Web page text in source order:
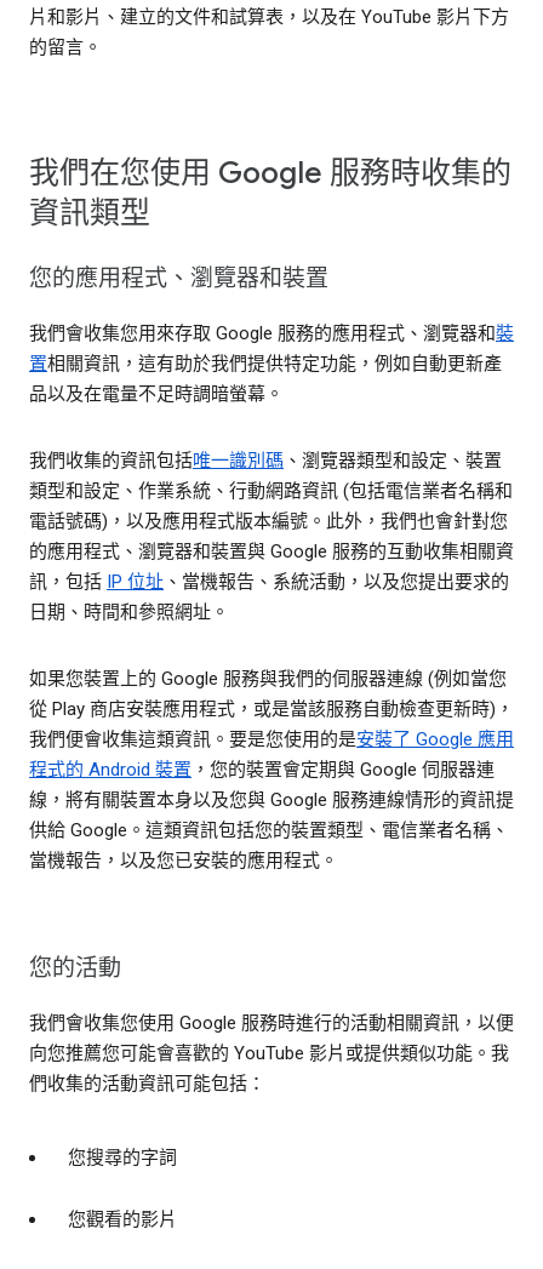
片和影片、建立的文件和試算表，以及在 YouTube 影片下方
的留言。
我們在您使用 Google 服務時收集的
資訊類型
您的應用程式、瀏覽器和裝置
我們會收集您用來存取 Google 服務的應用程式、瀏覽器和裝
置相關資訊，這有助於我們提供特定功能，例如自動更新產
品以及在電量不足時調暗螢幕。
我們收集的資訊包括唯一識別碼 、瀏覽器類型和設定、裝置
類型和設定、作業系統、行動網路資訊 (包括電信業者名稱和
電話號碼)，以及應用程式版本編號。此外，我們也會針對您
的應用程式、瀏覽器和裝置與 Google 服務的互動收集相關資
訊，包括 IP 位址 、當機報告、系統活動，以及您提出要求的
日期、時間和參照網址。
如果您裝置上的 Google 服務與我們的伺服器連線 (例如當您
從 Play 商店安裝應用程式，或是當該服務自動檢查更新時)，
我們便會收集這類資訊。要是您使用的是安裝了 Google 應用
程式的 Android 裝置 ，您的裝置會定期與 Google 伺服器連
線，將有關裝置本身以及您與 Google 服務連線情形的資訊提
供給 Google。這類資訊包括您的裝置類型、電信業者名稱、
當機報告，以及您已安裝的應用程式。
您的活動
我們會收集您使用 Google 服務時進行的活動相關資訊，以便
向您推薦您可能會喜歡的 YouTube 影片或提供類似功能。我
們收集的活動資訊可能包括：
您搜尋的字詞
您觀看的影片